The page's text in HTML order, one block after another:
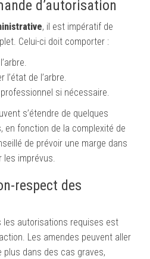
d’autorisation
, il est impératif de
Celui-ci doit comporter :
l’état de l’arbre.
si nécessaire.
s’étendre de quelques
en fonction de la complexité de
de prévoir une marge dans
les imprévus.
respect des
les autorisations requises est
Les amendes peuvent aller
plus dans des cas graves,